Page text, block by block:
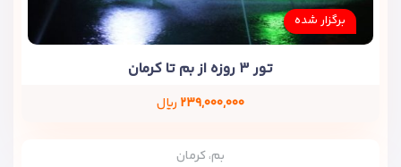
برگزار شده
تور ۳ روزه از بم تا کرمان
۲۳۹,۰۰۰,۰۰۰ ریال
بم، کرمان